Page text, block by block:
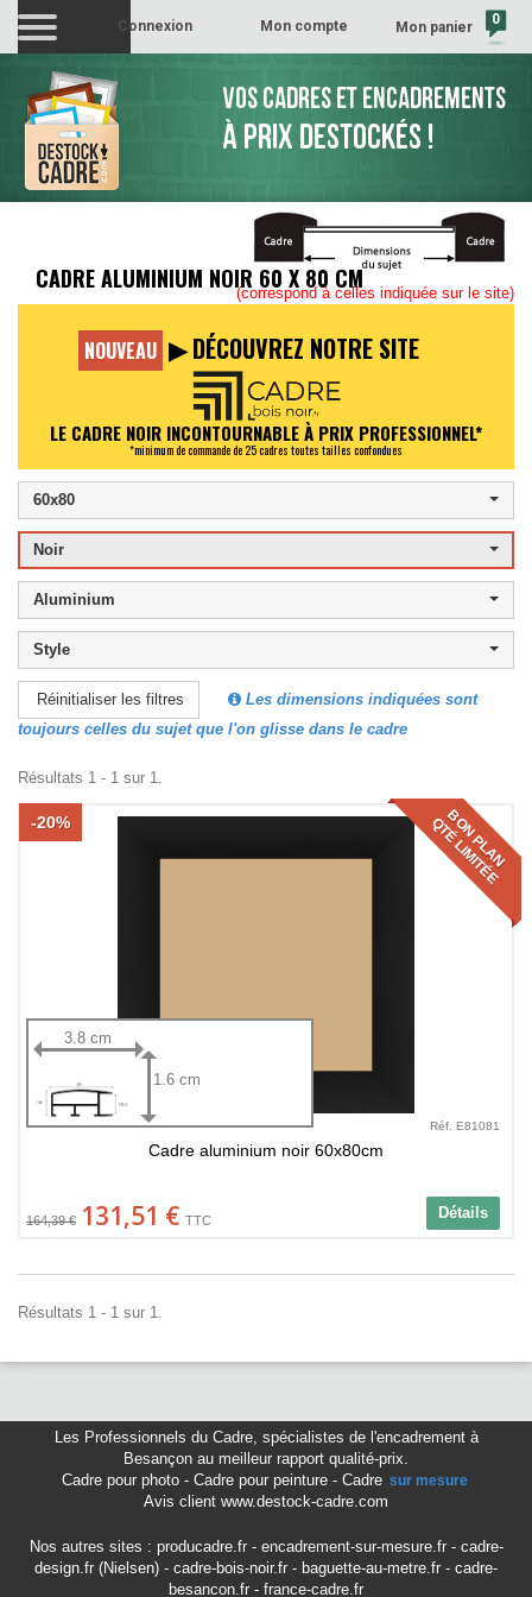
Mon panier 0
Mon compte
Connexion
VOS CADRES ET ENCADREMENTS
À PRIX DESTOCKÉS !
CADRE ALUMINIUM NOIR 60 X 80 CM(correspond à celles indiquée sur le site)
NOUVEAU ▶ DÉCOUVREZ NOTRE SITE
LE CADRE NOIR INCONTOURNABLE À PRIX PROFESSIONNEL*
*minimum de commande de 25 cadres toutes tailles confondues
60x80
Noir
Aluminium
Style
Réinitialiser les filtres
Les dimensions indiquées sont
toujours celles du sujet que l'on glisse dans le cadre
Résultats 1 - 1 sur 1.
3.8 cm
1.6 cm
Réf. E81081
BON PLAN
QTÉ LIMITÉE
-20%
Cadre aluminium noir 60x80cm
Détails
164,39 € 131,51 € TTC
Résultats 1 - 1 sur 1.
Les Professionnels du Cadre, spécialistes de l'encadrement à
Besançon au meilleur rapport qualité-prix.
Cadre pour photo - Cadre pour peinture - Cadre sur mesure
Avis client www.destock-cadre.com
Nos autres sites : producadre.fr- encadrement-sur-mesure.fr- cadre-
design.fr (Nielsen) - cadre-bois-noir.fr - baguette-au-metre.fr - cadre-
besancon.fr - france-cadre.fr